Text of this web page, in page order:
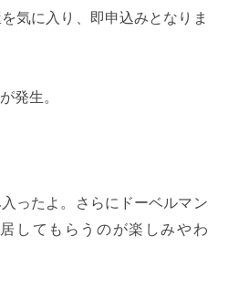
気に入り、即申込みとなりま
発生。
ったよ。さらにドーベルマン
してもらうのが楽しみやわ